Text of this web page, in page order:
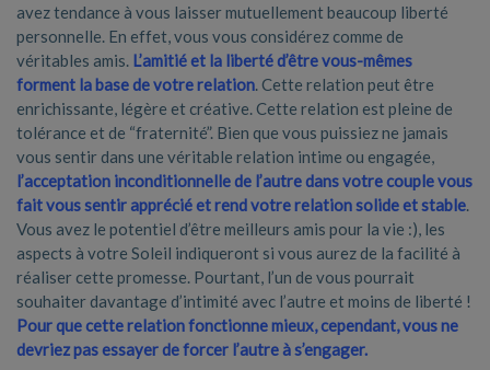
avez tendance à vous laisser mutuellement beaucoup liberté
personnelle. En effet, vous vous considérez comme de
véritables amis. L’amitié et la liberté d’être vous-mêmes
forment la base de votre relation. Cette relation peut être
enrichissante, légère et créative. Cette relation est pleine de
tolérance et de “fraternité”. Bien que vous puissiez ne jamais
vous sentir dans une véritable relation intime ou engagée,
l’acceptation inconditionnelle de l’autre dans votre couple vous
fait vous sentir apprécié et rend votre relation solide et stable.
Vous avez le potentiel d’être meilleurs amis pour la vie :), les
aspects à votre Soleil indiqueront si vous aurez de la facilité à
réaliser cette promesse. Pourtant, l’un de vous pourrait
souhaiter davantage d’intimité avec l’autre et moins de liberté !
Pour que cette relation fonctionne mieux, cependant, vous ne
devriez pas essayer de forcer l’autre à s’engager.